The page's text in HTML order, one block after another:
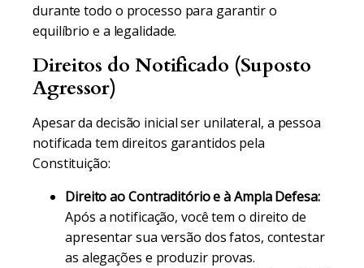
durante todo o processo para garantir o
equilíbrio e a legalidade.
Direitos do Notificado (Suposto
Agressor)
Apesar da decisão inicial ser unilateral, a pessoa
notificada tem direitos garantidos pela
Constituição:
Direito ao Contraditório e à Ampla Defesa:
Após a notificação, você tem o direito de
apresentar sua versão dos fatos, contestar
as alegações e produzir provas.